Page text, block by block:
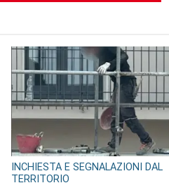
INCHIESTA E SEGNALAZIONI DAL
TERRITORIO